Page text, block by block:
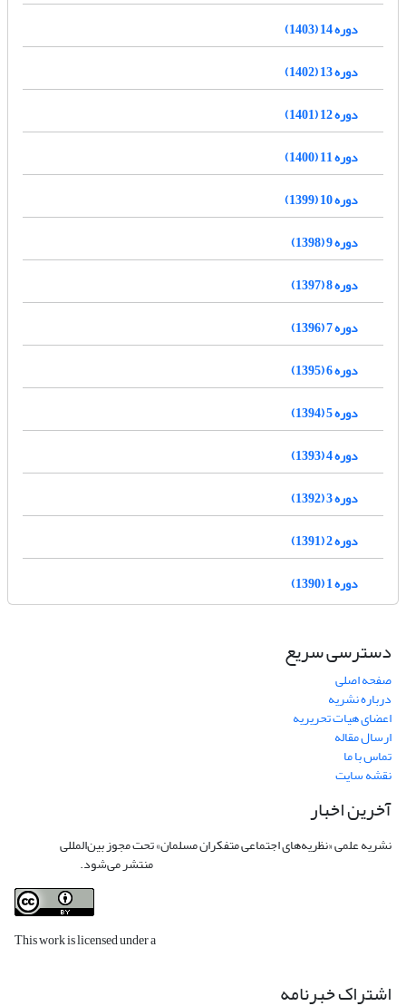
دوره 14 (1403)
دوره 13 (1402)
دوره 12 (1401)
دوره 11 (1400)
دوره 10 (1399)
دوره 9 (1398)
دوره 8 (1397)
دوره 7 (1396)
دوره 6 (1395)
دوره 5 (1394)
دوره 4 (1393)
دوره 3 (1392)
دوره 2 (1391)
دوره 1 (1390)
دسترسی سریع
صفحه اصلی
درباره نشریه
اعضای هیات تحریریه
ارسال مقاله
تماس با ما
نقشه سایت
آخرین اخبار
نشریه علمی «نظریه‌های اجتماعی متفکران مسلمان» تحت مجوز بین‌المللی
منتشر می‌شود.
This work is licensed under a
اشتراک خبرنامه